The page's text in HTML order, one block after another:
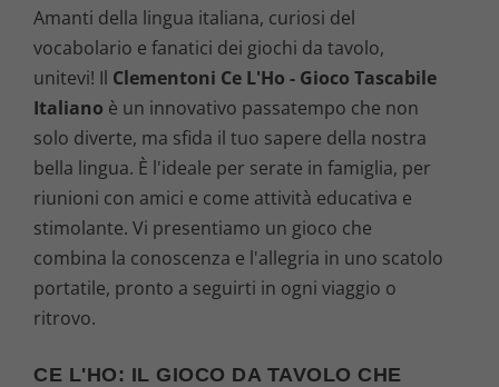
€
.
Amanti della lingua italiana, curiosi del
vocabolario e fanatici dei giochi da tavolo,
unitevi! Il Clementoni Ce L'Ho - Gioco Tascabile
Italiano è un innovativo passatempo che non
solo diverte, ma sfida il tuo sapere della nostra
bella lingua. È l'ideale per serate in famiglia, per
riunioni con amici e come attività educativa e
stimolante. Vi presentiamo un gioco che
combina la conoscenza e l'allegria in uno scatolo
portatile, pronto a seguirti in ogni viaggio o
ritrovo.
CE L'HO: IL GIOCO DA TAVOLO CHE